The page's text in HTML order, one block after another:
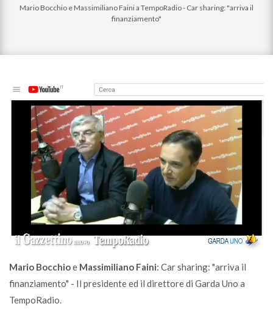
Mario Bocchio e Massimiliano Faini a TempoRadio - Car sharing: "arriva il
finanziamento"
Mario Bocchioe Massimiliano Faini: Car sharing: "arriva il
finanziamento" - Il presidente ed il direttore di Garda Uno a
TempoRadio.